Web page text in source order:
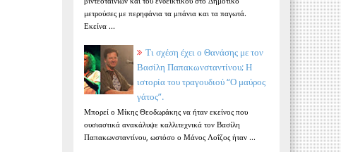
μετρούσες με περηφάνια τα μπάνια και τα παγωτά.
Εκείνα ...
Τι σχέση έχει ο Θανάσης με τον
Βασίλη Παπακωνσταντίνου; Η
ιστορία του τραγουδιού “Ο μαύρος
γάτος”.
Μπορεί ο Μίκης Θεοδωράκης να ήταν εκείνος που
ουσιαστικά ανακάλυψε καλλιτεχνικά τον Βασίλη
Παπακωνσταντίνου, ωστόσο ο Μάνος Λοΐζος ήταν ...